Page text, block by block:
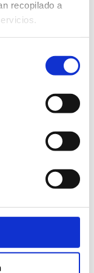
recopilado a